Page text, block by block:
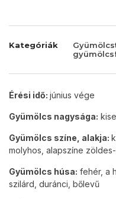
Kategóriák
Érési idő: június vége
Gyümölcs nagysága:
Gyümölcs színe, alakja:
molyhos, alapszíne
Gyümölcs húsa: fehér, a
szilárd, duránci, bőlevű